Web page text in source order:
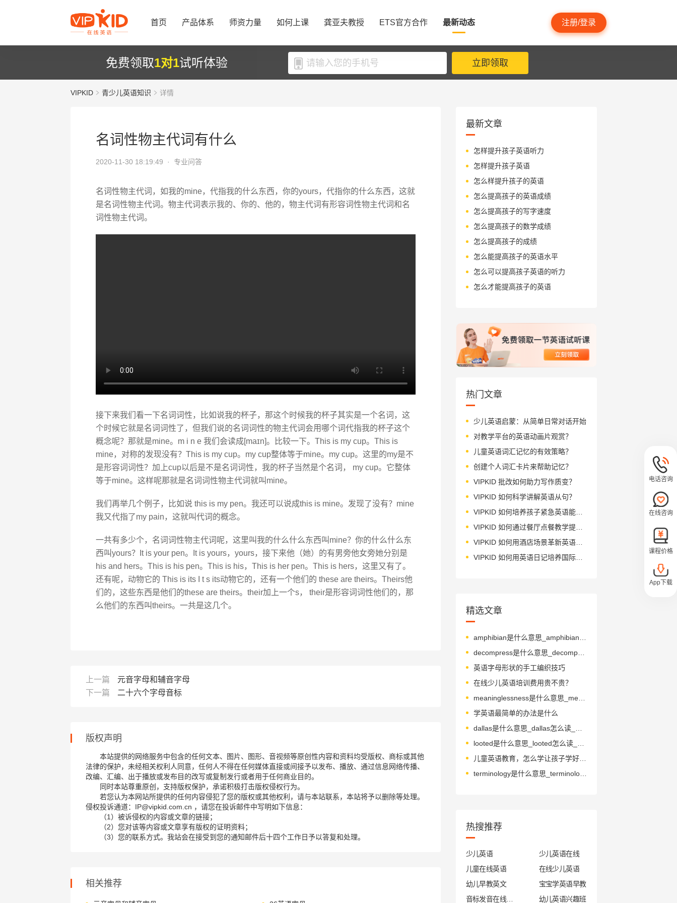
首页 产品体系 师资力量 如何上课 龚亚夫教授 ETS官方合作 最新动态 注册/登录
免费领取1对1试听体验 立即领取
VIPKID 青少儿英语知识 详情
名词性物主代词有什么
2020-11-30 18:19:49 · 专业问答
名词性物主代词，如我的mine，代指我的什么东西，你的yours，代指你的什么东西，这就
是名词性物主代词。物主代词表示我的、你的、他的，物主代词有形容词性物主代词和名
词性物主代词。
接下来我们看一下名词词性，比如说我的杯子，那这个时候我的杯子其实是一个名词，这
个时候它就是名词词性了，但我们说的名词词性的物主代词会用哪个词代指我的杯子这个
概念呢？那就是mine。m i n e 我们会读成[maɪn]。比较一下。This is my cup。This is
mine，对称的发现没有？This is my cup。my cup整体等于mine。my cup。这里的my是不
是形容词词性？加上cup以后是不是名词词性，我的杯子当然是个名词， my cup。它整体
等于mine。这样呢那就是名词词性物主代词就叫mine。
我们再举几个例子，比如说 this is my pen。我还可以说成this is mine。发现了没有？mine
我又代指了my pain，这就叫代词的概念。
一共有多少个，名词词性物主代词呢，这里叫我的什么什么东西叫mine？你的什么什么东
西叫yours？It is your pen。It is yours，yours，接下来他（她）的有男旁他女旁她分别是
his and hers。This is his pen。This is his，This is her pen。This is hers，这里又有了。
还有呢，动物它的 This is its I t s its动物它的，还有一个他们的 these are theirs。Theirs他
们的，这些东西是他们的these are theirs。their加上一个s， their是形容词词性他们的，那
么他们的东西叫theirs。一共是这几个。
上一篇
元音字母和辅音字母
下一篇
二十六个字母音标
版权声明
本站提供的网络服务中包含的任何文本、图片、图形、音视频等原创性内容和资料均受版权、商标或其他
法律的保护，未经相关权利人同意，任何人不得在任何媒体直接或间接予以发布、播放、通过信息网络传播、
改编、汇编、出于播放或发布目的改写或复制发行或者用于任何商业目的。
同时本站尊重原创，支持版权保护，承诺积极打击版权侵权行为。
若您认为本网站所提供的任何内容侵犯了您的版权或其他权利，请与本站联系，本站将予以删除等处理。
侵权投诉通道：IP@vipkid.com.cn ，请您在投诉邮件中写明如下信息：
（1）被诉侵权的内容或文章的链接；
（2）您对该等内容或文章享有版权的证明资料；
（3）您的联系方式。我站会在接受到您的通知邮件后十四个工作日予以答复和处理。
相关推荐
最新文章
怎样提升孩子英语听力
怎样提升孩子英语
怎么样提升孩子的英语
怎么提高孩子的英语成绩
怎么提高孩子的写字速度
怎么提高孩子的数学成绩
怎么提高孩子的成绩
怎么能提高孩子的英语水平
怎么可以提高孩子英语的听力
怎么才能提高孩子的英语
热门文章
少儿英语启蒙：从简单日常对话开始
对教学平台的英语动画片观赏？
儿童英语词汇记忆的有效策略？
创建个人词汇卡片来帮助记忆？
VIPKID 批改如何助力写作质变？
VIPKID 如何科学讲解英语从句？
VIPKID 如何培养孩子紧急英语能力？
VIPKID 如何通过餐厅点餐教学提升少儿英语应用能力？
VIPKID 如何用酒店场景革新英语教学？
VIPKID 如何用英语日记培养国际化人才？
精选文章
decompress是什么意思_decompress怎么读_音标ˌdi-kəmˈpres
英语字母形状的手工编织技巧
在线少儿英语培训费用贵不贵？
meaninglessness是什么意思_meaninglessness怎么读_音标'mi-niŋlisnis
学英语最简单的办法是什么
儿童英语教育，怎么学让孩子学好口语
terminology是什么意思_terminology怎么读_音标ˌtɜ-mɪ'nɒlədʒɪ
热搜推荐
少儿英语
少儿英语在线
儿童在线英语
在线少儿英语
幼儿早教英文
宝宝学英语早教
幼儿英语兴趣班
电话咨询
在线咨询
课程价格
App下载